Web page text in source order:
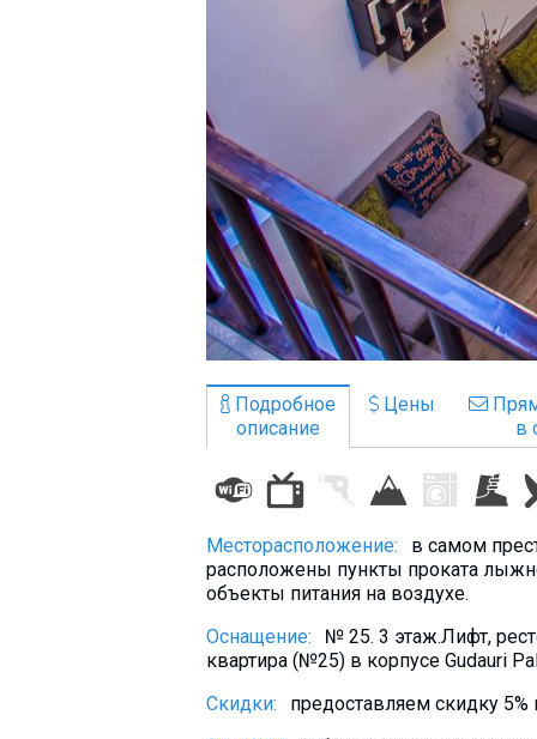
Подробное
описание
Цены
в
Месторасположение:
в самом
расположены пункты проката
объекты питания на воздухе.
Оснащение:
№ 25. 3 этаж.Лифт,
квартира (№25) в корпусе Gudauri
Скидки:
предоставляем скидку
ПРОЖИВАНИЕ
Горячие предложения
Долгосрочная аренда
Мобильная связь